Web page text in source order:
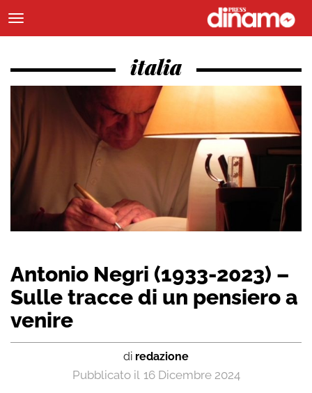
italia
Antonio Negri (1933-2023) –
Sulle tracce di un pensiero a
venire
di redazione
16 Dicembre 2024